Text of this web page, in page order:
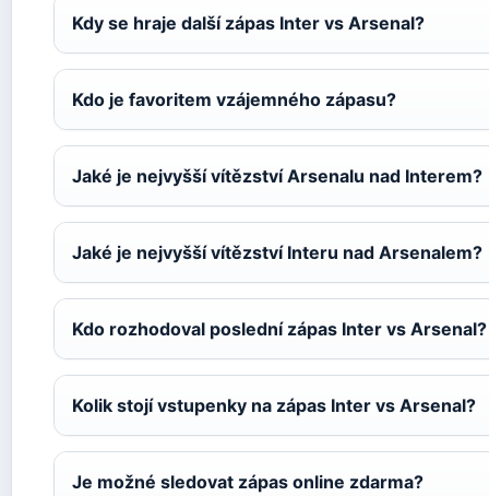
Kdy se hraje další zápas Inter vs Arsenal?
Kdo je favoritem vzájemného zápasu?
Jaké je nejvyšší vítězství Arsenalu nad Interem?
Jaké je nejvyšší vítězství Interu nad Arsenalem?
Kdo rozhodoval poslední zápas Inter vs Arsenal?
Kolik stojí vstupenky na zápas Inter vs Arsenal?
Je možné sledovat zápas online zdarma?